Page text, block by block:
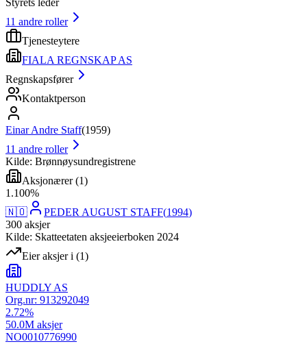
Styrets leder
11 andre roller
Tjenesteytere
FIALA REGNSKAP AS
Regnskapsfører
Kontaktperson
Einar Andre Staff(1959)
11 andre roller
Kilde: Brønnøysundregistrene
Aksjonærer(1)
1 .100%
🇳🇴
PEDER AUGUST STAFF(1994)
300 aksjer
Kilde: Skatteetaten aksjeeierboken 2024
Eier aksjer i (1)
HUDDLY AS
Org.nr: 913292049
2.72%
50.0M aksjer
NO0010776990